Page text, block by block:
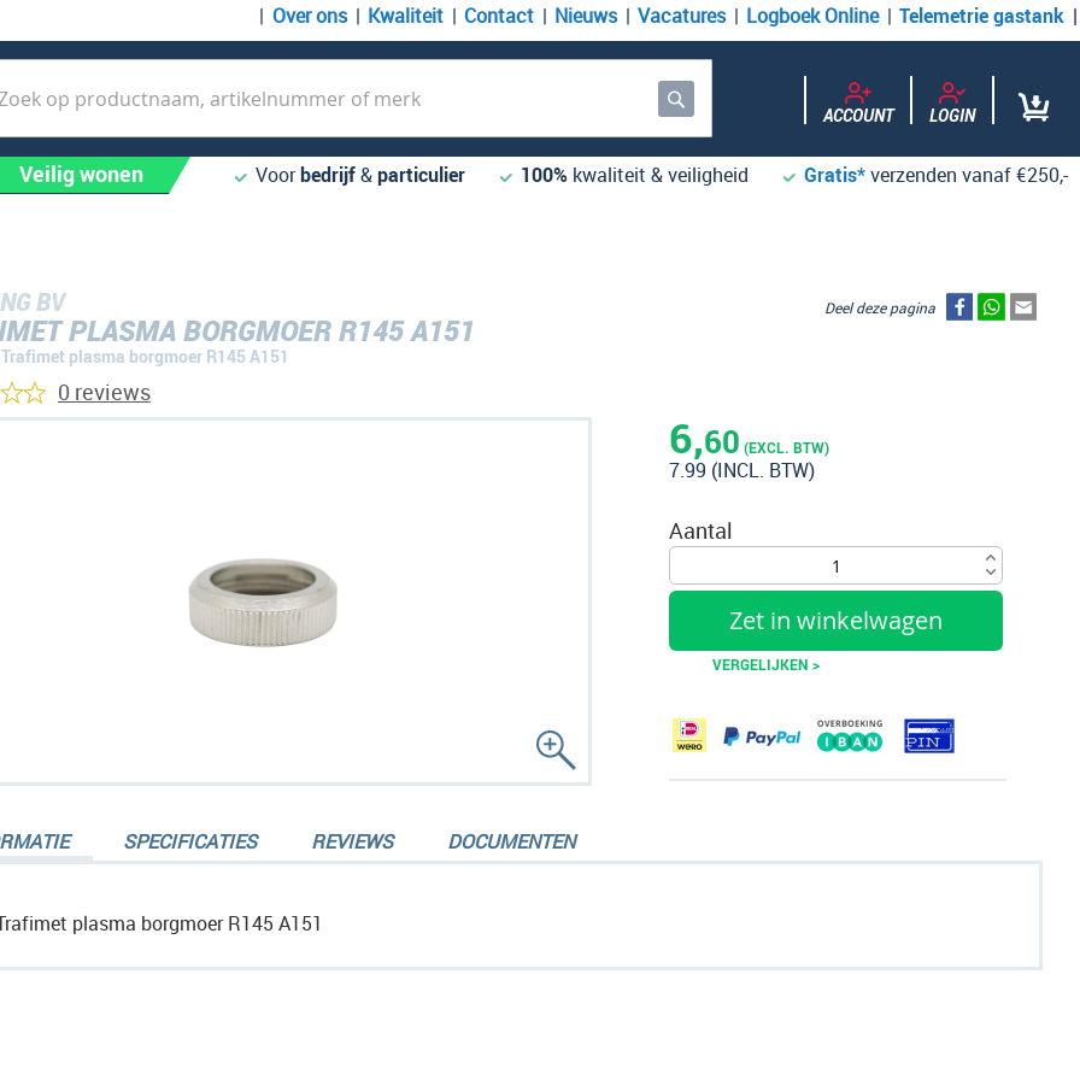
Over ons Kwaliteit Contact Nieuws Vacatures Logboek Online Telemetrie gastank
Zoek ACCOUNT LOGIN
Veilig wonen Voorbedrijf&particulier 100% kwaliteit & veiligheid Gratis*verzenden vanaf €250,-
BV
PLASMA BORGMOER R145 A151
Trafimet plasma borgmoer R145 A151
6,60 (EXCL. BTW)
7.99 (INCL. BTW)
Aantal
Zet in winkelwagen
VERGELIJKEN >
Deel deze pagina
0 reviews
plasma borgmoer R145 A151
SPECIFICATIES REVIEWS DOCUMENTEN